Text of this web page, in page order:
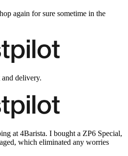
again for sure sometime in the
delivery.
at 4Barista. I bought a ZP6 Special,
which eliminated any worries